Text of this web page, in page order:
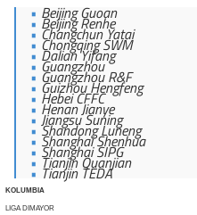
Beijing Guoan
Beijing Renhe
Changchun Yatai
Chongqing SWM
Dalian Yifang
Guangzhou
Guangzhou R&F
Guizhou Hengfeng
Hebei CFFC
Henan Jianye
Jiangsu Suning
Shandong Luneng
Shanghai Shenhua
Shanghai SIPG
Tianjin Quanjian
Tianjin TEDA
KOLUMBIA
LIGA DIMAYOR